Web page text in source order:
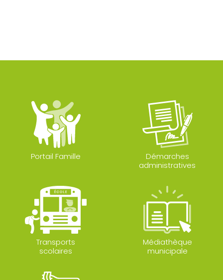
Portail Famille
Démarches
administratives
Transports
scolaires
Médiathèque
municipale